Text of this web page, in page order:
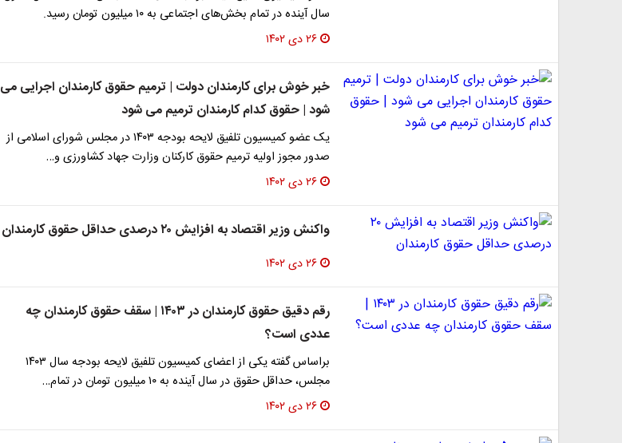
سال آینده در تمام بخش‌های اجتماعی به ۱۰ میلیون تومان رسید.
۲۶ دی ۱۴۰۲
خبر خوش برای کارمندان دولت | ترمیم حقوق کارمندان اجرایی می
شود | حقوق کدام کارمندان ترمیم می شود
یک عضو کمیسیون تلفیق لایحه بودجه ۱۴۰۳ در مجلس شورای اسلامی از
صدور مجوز اولیه ترمیم حقوق کارکنان وزارت جهاد کشاورزی و…
۲۶ دی ۱۴۰۲
واکنش وزیر اقتصاد به افزایش ۲۰ درصدی حداقل حقوق کارمندان
۲۶ دی ۱۴۰۲
رقم دقیق حقوق کارمندان در ۱۴۰۳ | سقف حقوق کارمندان چه
عددی است؟
براساس گفته یکی از اعضای کمیسیون تلفیق لایحه بودجه سال ۱۴۰۳
مجلس، حداقل حقوق در سال آینده به ۱۰ میلیون تومان در تمام…
۲۶ دی ۱۴۰۲